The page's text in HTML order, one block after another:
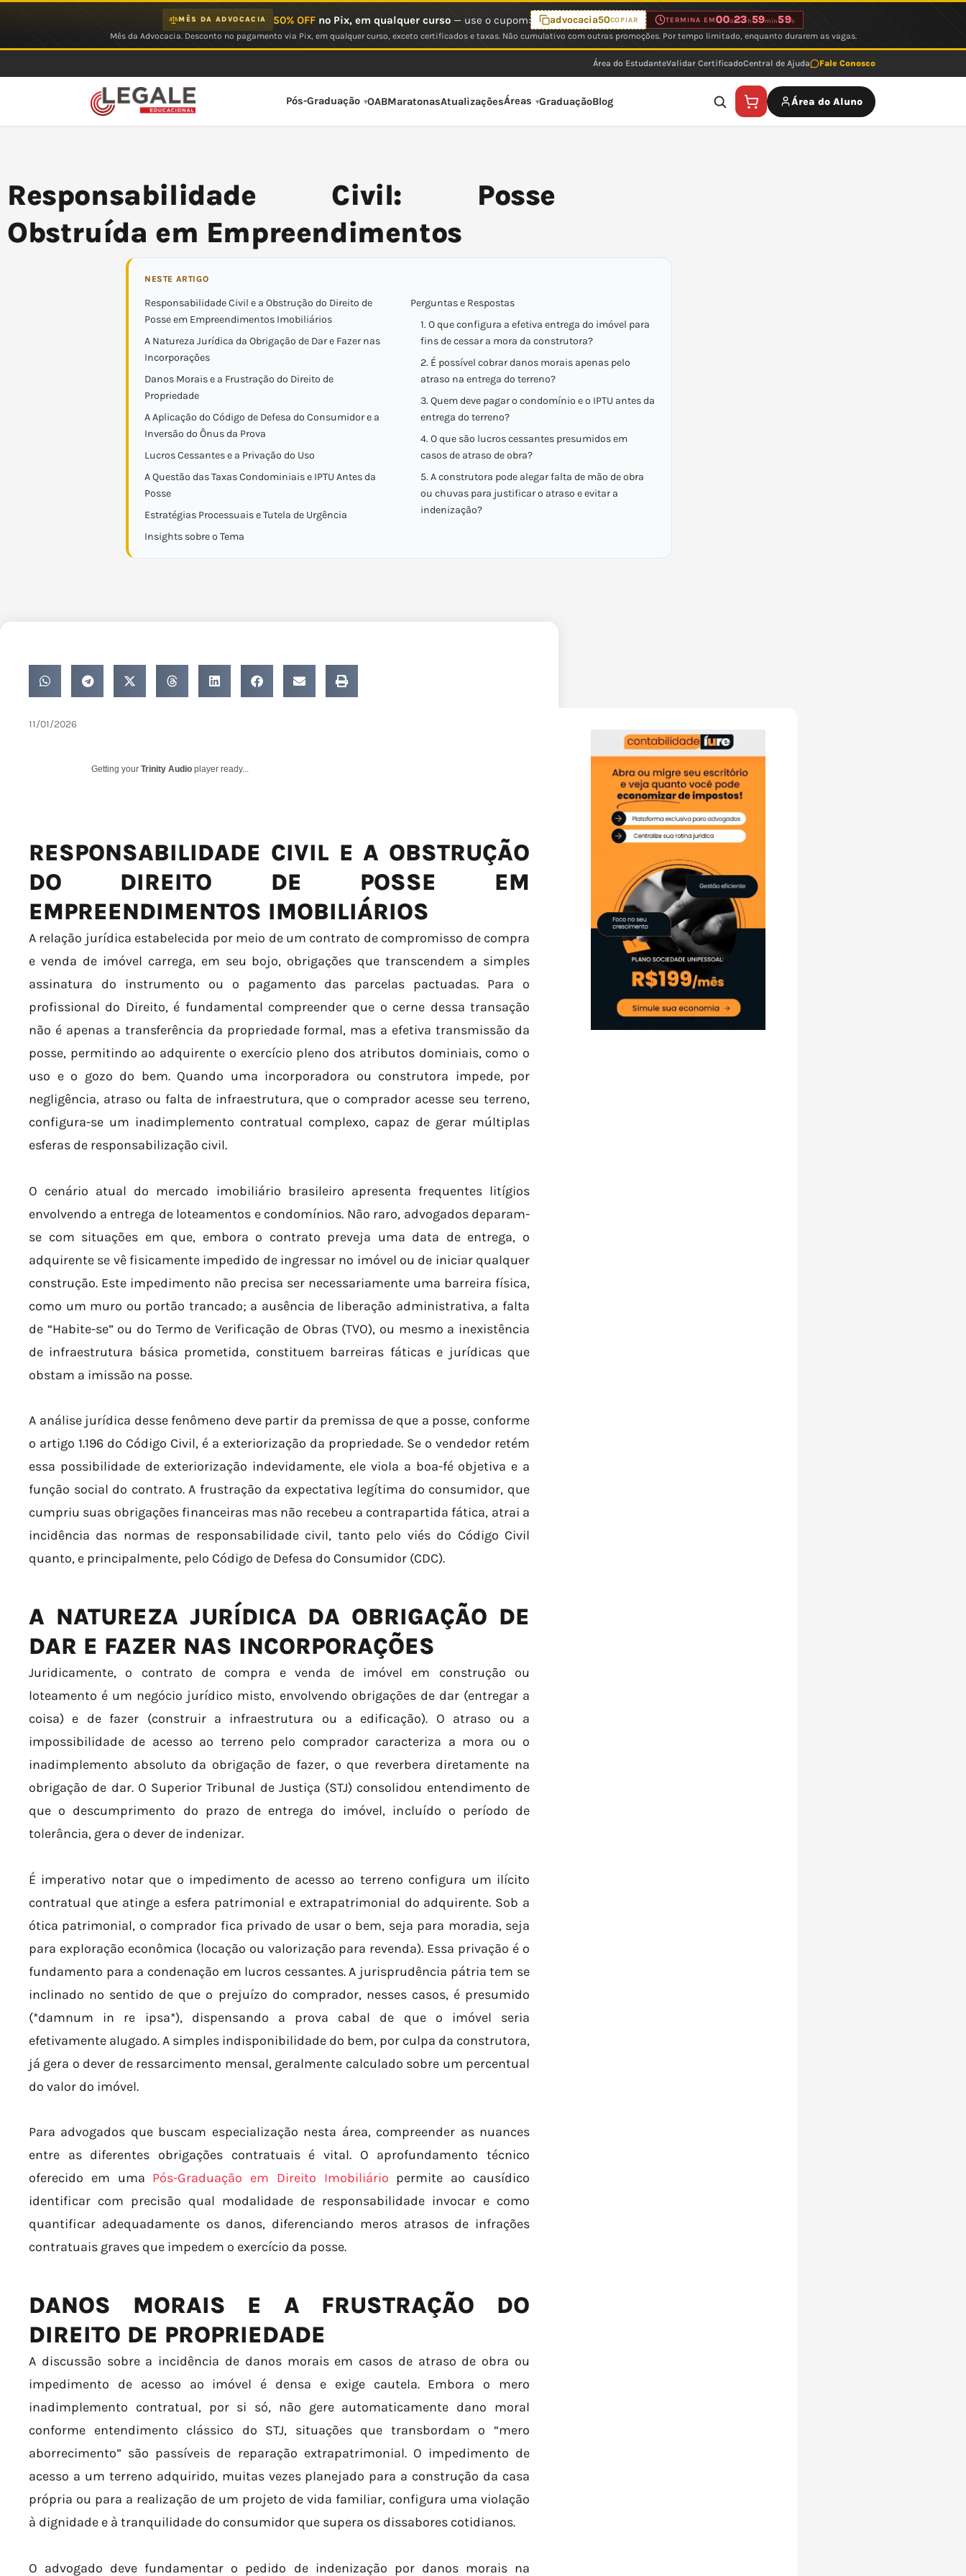
MÊS DA ADVOCACIA 50% OFFno Pix, em qualquer curso— use o cupom: advocacia50COPIAR TERMINA EM00d23 h59min59s
Mês da Advocacia. Desconto no pagamento via Pix, em qualquer curso, exceto certificados e taxas. Não cumulativo com outras promoções. Por tempo limitado, enquanto durarem as vagas.
Área do EstudanteValidar CertificadoCentral de Ajuda Fale Conosco
Pós-Graduação OABMaratonasAtualizaçõesÁreas GraduaçãoBlog Área do Aluno
Responsabilidade Civil: Posse
Obstruída em Empreendimentos
NESTE ARTIGO
Responsabilidade Civil e a Obstrução do Direito de
Posse em Empreendimentos Imobiliários
A Natureza Jurídica da Obrigação de Dar e Fazer nas
Incorporações
Danos Morais e a Frustração do Direito de
Propriedade
A Aplicação do Código de Defesa do Consumidor e a
Inversão do Ônus da Prova
Lucros Cessantes e a Privação do Uso
A Questão das Taxas Condominiais e IPTU Antes da
Posse
Estratégias Processuais e Tutela de Urgência
Insights sobre o Tema
Perguntas e Respostas
1. O que configura a efetiva entrega do imóvel para
fins de cessar a mora da construtora?
2. É possível cobrar danos morais apenas pelo
atraso na entrega do terreno?
3. Quem deve pagar o condomínio e o IPTU antes da
entrega do terreno?
4. O que são lucros cessantes presumidos em
casos de atraso de obra?
5. A construtora pode alegar falta de mão de obra
ou chuvas para justificar o atraso e evitar a
indenização?
11/01/2026
Getting your Trinity Audio player ready...
RESPONSABILIDADE CIVIL E A OBSTRUÇÃO
DO DIREITO DE POSSE EM
EMPREENDIMENTOS IMOBILIÁRIOS
A relação jurídica estabelecida por meio de um contrato de compromisso de compra
e venda de imóvel carrega, em seu bojo, obrigações que transcendem a simples
assinatura do instrumento ou o pagamento das parcelas pactuadas. Para o
profissional do Direito, é fundamental compreender que o cerne dessa transação
não é apenas a transferência da propriedade formal, mas a efetiva transmissão da
posse, permitindo ao adquirente o exercício pleno dos atributos dominiais, como o
uso e o gozo do bem. Quando uma incorporadora ou construtora impede, por
negligência, atraso ou falta de infraestrutura, que o comprador acesse seu terreno,
configura-se um inadimplemento contratual complexo, capaz de gerar múltiplas
esferas de responsabilização civil.
O cenário atual do mercado imobiliário brasileiro apresenta frequentes litígios
envolvendo a entrega de loteamentos e condomínios. Não raro, advogados deparam-
se com situações em que, embora o contrato preveja uma data de entrega, o
adquirente se vê fisicamente impedido de ingressar no imóvel ou de iniciar qualquer
construção. Este impedimento não precisa ser necessariamente uma barreira física,
como um muro ou portão trancado; a ausência de liberação administrativa, a falta
de “Habite-se” ou do Termo de Verificação de Obras (TVO), ou mesmo a inexistência
de infraestrutura básica prometida, constituem barreiras fáticas e jurídicas que
obstam a imissão na posse.
A análise jurídica desse fenômeno deve partir da premissa de que a posse, conforme
o artigo 1.196 do Código Civil, é a exteriorização da propriedade. Se o vendedor retém
essa possibilidade de exteriorização indevidamente, ele viola a boa-fé objetiva e a
função social do contrato. A frustração da expectativa legítima do consumidor, que
cumpriu suas obrigações financeiras mas não recebeu a contrapartida fática, atrai a
incidência das normas de responsabilidade civil, tanto pelo viés do Código Civil
quanto, e principalmente, pelo Código de Defesa do Consumidor (CDC).
A NATUREZA JURÍDICA DA OBRIGAÇÃO DE
DAR E FAZER NAS INCORPORAÇÕES
Juridicamente, o contrato de compra e venda de imóvel em construção ou
loteamento é um negócio jurídico misto, envolvendo obrigações de dar (entregar a
coisa) e de fazer (construir a infraestrutura ou a edificação). O atraso ou a
impossibilidade de acesso ao terreno pelo comprador caracteriza a mora ou o
inadimplemento absoluto da obrigação de fazer, o que reverbera diretamente na
obrigação de dar. O Superior Tribunal de Justiça (STJ) consolidou entendimento de
que o descumprimento do prazo de entrega do imóvel, incluído o período de
tolerância, gera o dever de indenizar.
É imperativo notar que o impedimento de acesso ao terreno configura um ilícito
contratual que atinge a esfera patrimonial e extrapatrimonial do adquirente. Sob a
ótica patrimonial, o comprador fica privado de usar o bem, seja para moradia, seja
para exploração econômica (locação ou valorização para revenda). Essa privação é o
fundamento para a condenação em lucros cessantes. A jurisprudência pátria tem se
inclinado no sentido de que o prejuízo do comprador, nesses casos, é presumido
(*damnum in re ipsa*), dispensando a prova cabal de que o imóvel seria
efetivamente alugado. A simples indisponibilidade do bem, por culpa da construtora,
já gera o dever de ressarcimento mensal, geralmente calculado sobre um percentual
do valor do imóvel.
Para advogados que buscam especialização nesta área, compreender as nuances
entre as diferentes obrigações contratuais é vital. O aprofundamento técnico
oferecido em uma Pós-Graduação em Direito Imobiliário permite ao causídico
identificar com precisão qual modalidade de responsabilidade invocar e como
quantificar adequadamente os danos, diferenciando meros atrasos de infrações
contratuais graves que impedem o exercício da posse.
DANOS MORAIS E A FRUSTRAÇÃO DO
DIREITO DE PROPRIEDADE
A discussão sobre a incidência de danos morais em casos de atraso de obra ou
impedimento de acesso ao imóvel é densa e exige cautela. Embora o mero
inadimplemento contratual, por si só, não gere automaticamente dano moral
conforme entendimento clássico do STJ, situações que transbordam o “mero
aborrecimento” são passíveis de reparação extrapatrimonial. O impedimento de
acesso a um terreno adquirido, muitas vezes planejado para a construção da casa
própria ou para a realização de um projeto de vida familiar, configura uma violação
à dignidade e à tranquilidade do consumidor que supera os dissabores cotidianos.
O advogado deve fundamentar o pedido de indenização por danos morais na